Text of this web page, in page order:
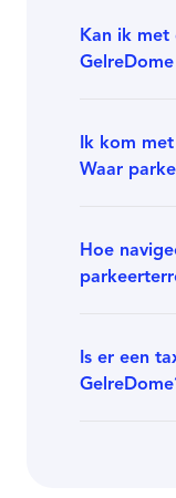
Kan ik met
Ik kom
Waar
Hoe
Is er een